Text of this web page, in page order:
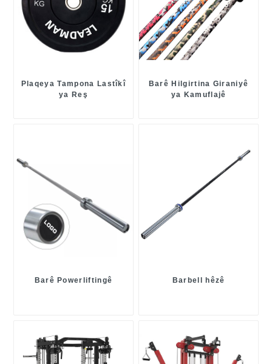
Plaqeya Tampona Lastîkî
ya Reş
Barê Hilgirtina Giraniyê
ya Kamuflajê
Barê Powerliftingê Barbell hêzê